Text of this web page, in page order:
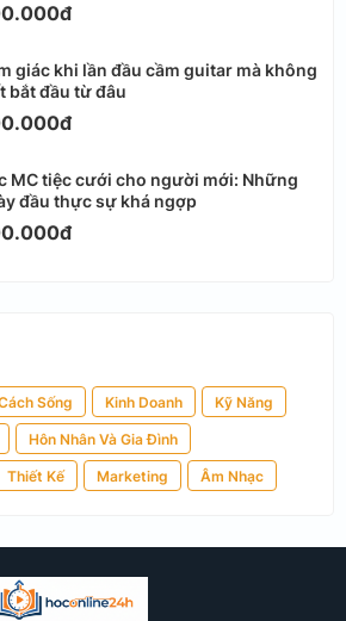
giác khi lần đầu cầm guitar mà không
bắt đầu từ đâu
MC tiệc cưới cho người mới: Những
đầu thực sự khá ngợp
Sống Kinh Doanh Kỹ Năng
Hôn Nhân Và Gia Đình
Thiết Kế Marketing Âm Nhạc